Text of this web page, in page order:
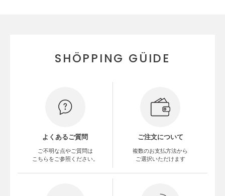
SHÖPPING GÜIDE
よくあるご質問
ご不明な点やご質問は
こちらをご参照ください。
ご注文について
複数のお支払方法から
ご選択いただけます